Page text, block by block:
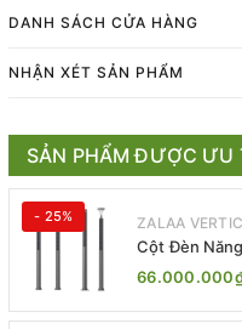
DANH SÁCH CỬA HÀNG
NHẬN XÉT SẢN PHẨM
SẢN PHẨM ĐƯỢC ƯU
- 25% ZALAA
Cột Đèn
ZSR-YYDS-